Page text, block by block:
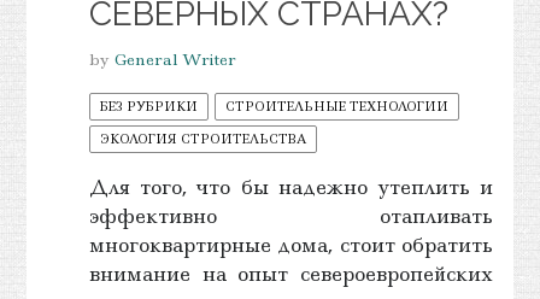
СЕВЕРНЫХ СТРАНАХ?
by General Writer
БЕЗ РУБРИКИ
СТРОИТЕЛЬНЫЕ ТЕХНОЛОГИИ
ЭКОЛОГИЯ СТРОИТЕЛЬСТВА
Для того, что бы надежно утеплить и
эффективно отапливать
многоквартирные дома, стоит обратить
внимание на опыт североевропейских